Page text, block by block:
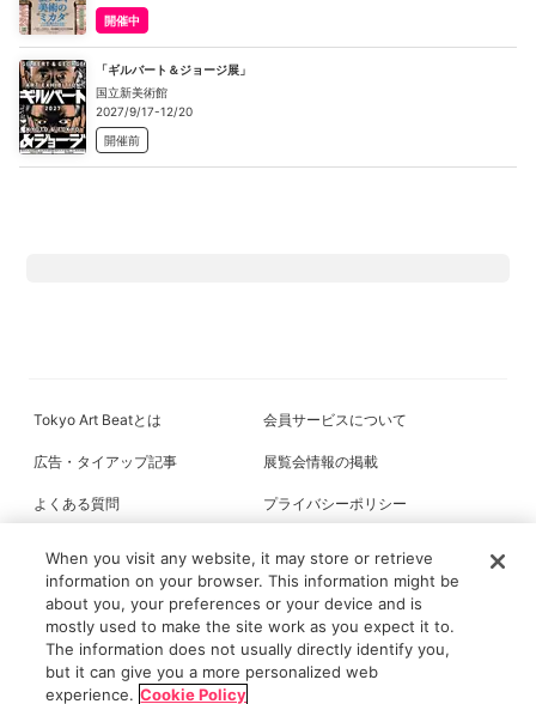
開催中
「ギルバート＆ジョージ展」
国立新美術館
2027/9/17-12/20
開催前
Tokyo Art Beatとは 会員サービスについて
広告・タイアップ記事 展覧会情報の掲載
よくある質問 プライバシーポリシー
All content on this site is © its respective owner(s). Tokyo Art Beat (2004-
2026).
When you visit any website, it may store or retrieve
information on your browser. This information might be
about you, your preferences or your device and is
mostly used to make the site work as you expect it to.
The information does not usually directly identify you,
but it can give you a more personalized web
experience. Cookie Policy